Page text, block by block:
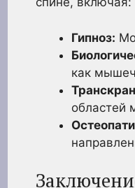
Гипноз:
как
областей